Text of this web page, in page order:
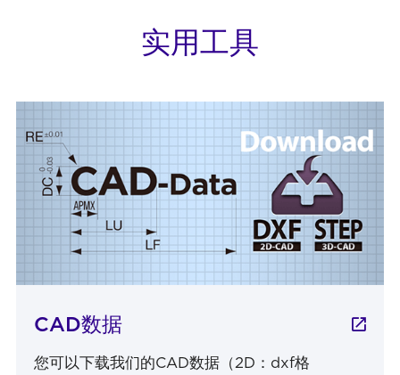
实用工具
CAD数据
您可以下载我们的CAD数据（2D：dxf格